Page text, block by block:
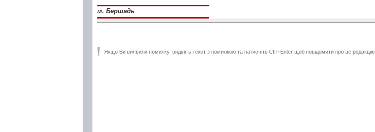
м. Бершадь
Якщо Ви виявили помилку, виділіть текст з помилкою та натисніть Ctrl+Enter щоб повідомити про це редакцію